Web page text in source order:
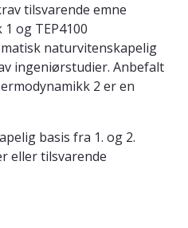
tilsvarende emne
og TEP4100
naturvitenskapelig
ingeniørstudier. Anbefalt
2 er en
basis fra 1. og 2.
eller tilsvarende